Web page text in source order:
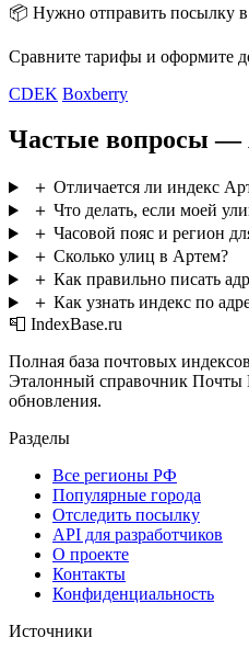
📦 Нужно отправить посылку
Сравните тарифы и оформите
CDEK Boxberry
Частые вопросы —
＋ Отличается ли индекс
＋ Что делать, если моей
＋ Часовой пояс и регион
＋ Сколько улиц в Артем?
＋ Как правильно писать
＋ Как узнать индекс по
📮 IndexBase.ru
Полная база почтовых
Эталонный справочник Почты
обновления.
Разделы
Все регионы РФ
Популярные города
Отследить посылку
API для разработчиков
О проекте
Контакты
Конфиденциальность
Источники